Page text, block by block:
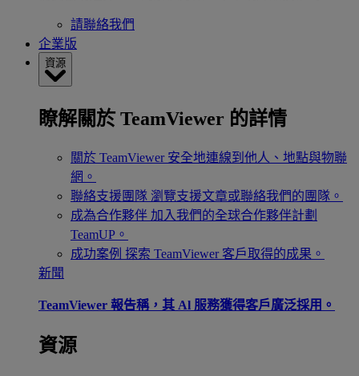
請聯絡我們
企業版
資源
瞭解關於 TeamViewer 的詳情
關於 TeamViewer 安全地連線到他人、地點與物聯
網。
聯絡支援團隊 瀏覽支援文章或聯絡我們的團隊。
成為合作夥伴 加入我們的全球合作夥伴計劃
TeamUP。
成功案例 探索 TeamViewer 客戶取得的成果。
新聞
TeamViewer 報告稱，其 Al 服務獲得客戶廣泛採用。
資源